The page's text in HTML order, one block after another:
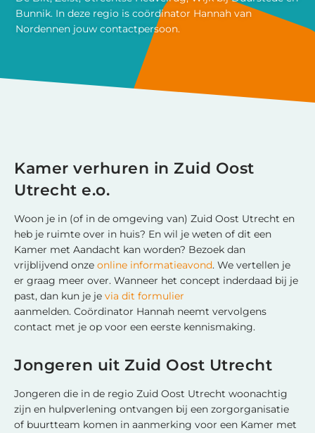
Bunnik. In deze regio is coördinator Hannah van
Nordennen jouw contactpersoon.
Kamer verhuren in Zuid Oost
Utrecht e.o.
Woon je in (of in de omgeving van) Zuid Oost Utrecht en
heb je ruimte over in huis? En wil je weten of dit een
Kamer met Aandacht kan worden? Bezoek dan
vrijblijvend onze online informatieavond. We vertellen je
er graag meer over. Wanneer het concept inderdaad bij je
past, dan kun je je via dit formulier
aanmelden. Coördinator Hannah neemt vervolgens
contact met je op voor een eerste kennismaking.
Jongeren uit Zuid Oost Utrecht
Jongeren die in de regio Zuid Oost Utrecht woonachtig
zijn en hulpverlening ontvangen bij een zorgorganisatie
of buurtteam komen in aanmerking voor een Kamer met